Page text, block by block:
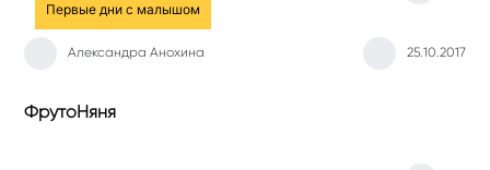
Первые дни с малышом
Александра Анохина 25.10.2017
ФрутоНяня